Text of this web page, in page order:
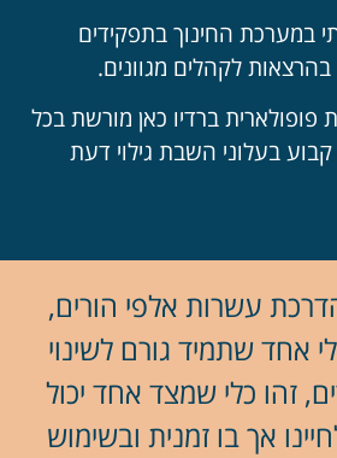
במערכת החינוך בתפקידים
לקהלים מגוונים.
פופולארית ברדיו כאן מורשת בכל
קבוע בעלוני השבת גילוי דעת
עשרות אלפי הורים,
אחד שתמיד גורם לשינוי
זהו כלי שמצד אחד יכול
אך בו זמנית ובשימוש